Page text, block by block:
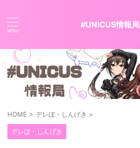
#UNICUS情報局
HOME > デレぽ・しんげき >
デレぽ・しんげき